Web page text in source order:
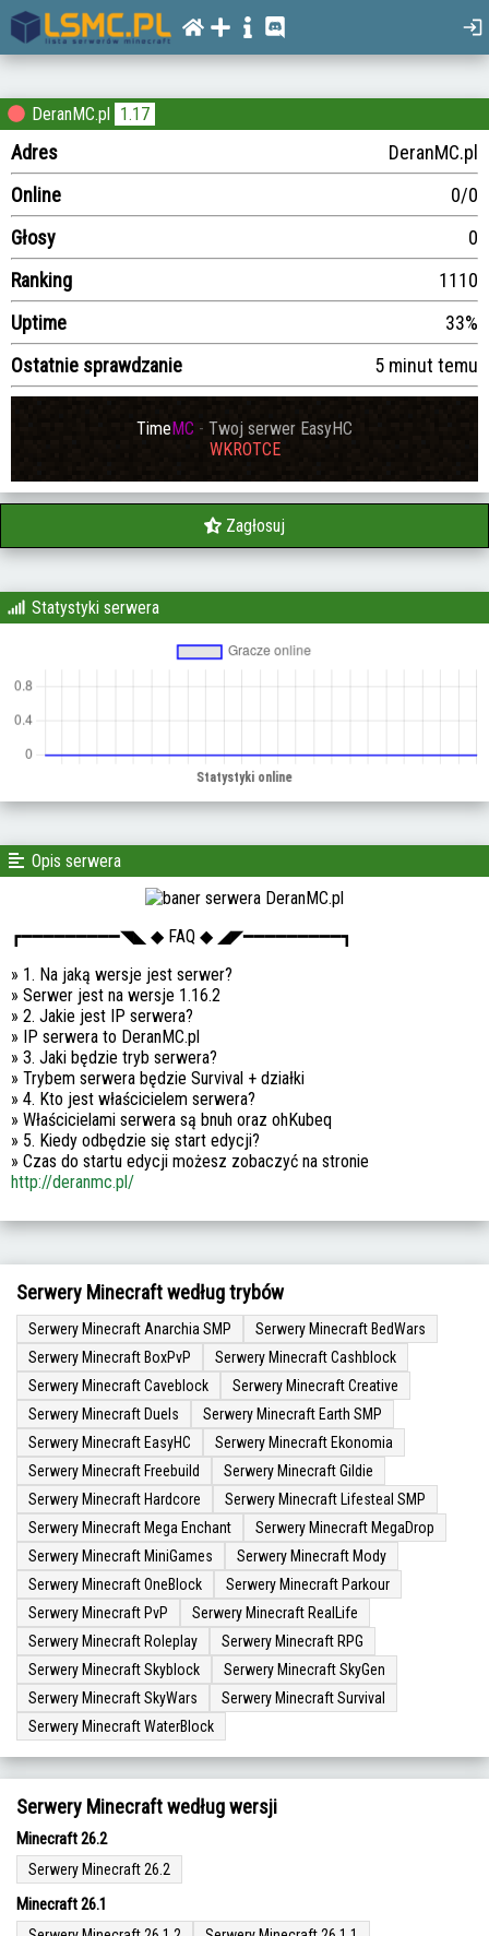
DeranMC.pl 1.17
Adres
DeranMC.pl
Online
0/0
Głosy
0
Ranking
1110
Uptime
33%
Ostatnie sprawdzanie
5 minut temu
TimeMC - Twoj serwer EasyHC
WKROTCE
Zagłosuj
Statystyki serwera
Opis serwera
┏━━━━━━━━━◥◣ ◆ FAQ ◆ ◢◤━━━━━━━━━┓
» 1. Na jaką wersje jest serwer?
» Serwer jest na wersje 1.16.2
» 2. Jakie jest IP serwera?
» IP serwera to DeranMC.pl
» 3. Jaki będzie tryb serwera?
» Trybem serwera będzie Survival + działki
» 4. Kto jest właścicielem serwera?
» Właścicielami serwera są bnuh oraz ohKubeq
» 5. Kiedy odbędzie się start edycji?
» Czas do startu edycji możesz zobaczyć na stronie
http://deranmc.pl/
Serwery Minecraft według trybów
Serwery Minecraft Anarchia SMP
Serwery Minecraft BedWars
Serwery Minecraft BoxPvP
Serwery Minecraft Cashblock
Serwery Minecraft Caveblock
Serwery Minecraft Creative
Serwery Minecraft Duels
Serwery Minecraft Earth SMP
Serwery Minecraft EasyHC
Serwery Minecraft Ekonomia
Serwery Minecraft Freebuild
Serwery Minecraft Gildie
Serwery Minecraft Hardcore
Serwery Minecraft Lifesteal SMP
Serwery Minecraft Mega Enchant
Serwery Minecraft MegaDrop
Serwery Minecraft MiniGames
Serwery Minecraft Mody
Serwery Minecraft OneBlock
Serwery Minecraft Parkour
Serwery Minecraft PvP
Serwery Minecraft RealLife
Serwery Minecraft Roleplay
Serwery Minecraft RPG
Serwery Minecraft Skyblock
Serwery Minecraft SkyGen
Serwery Minecraft SkyWars
Serwery Minecraft Survival
Serwery Minecraft WaterBlock
Serwery Minecraft według wersji
Minecraft 26.2
Serwery Minecraft 26.2
Minecraft 26.1